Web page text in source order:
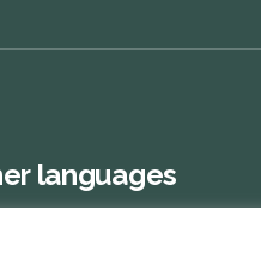
languages